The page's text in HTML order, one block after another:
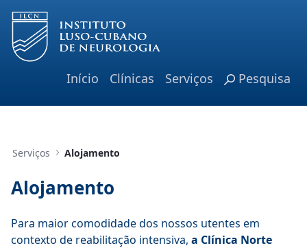
Pular para o Conteúdo principal
Início Clínicas Serviços Pesquisa
Serviços Alojamento
Alojamento
Para maior comodidade dos nossos utentes em
contexto de reabilitação intensiva, a Clínica Norte